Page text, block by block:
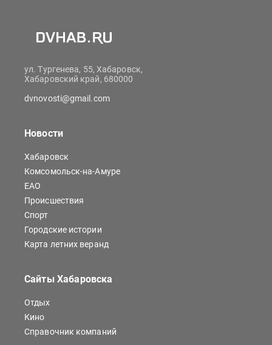
ул. Тургенева, 55, Хабаровск,
Хабаровский край, 680000
dvnovosti@gmail.com
Новости
Хабаровск
Комсомольск-на-Амуре
ЕАО
Происшествия
Спорт
Городские истории
Карта летних веранд
Сайты Хабаровска
Отдых
Кино
Справочник компаний